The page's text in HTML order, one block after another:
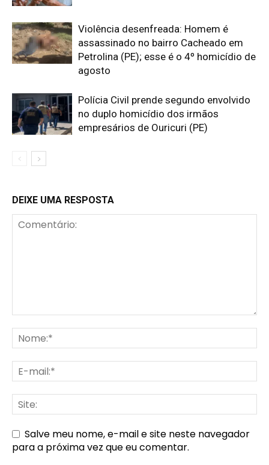
Violência desenfreada: Homem é
assassinado no bairro Cacheado em
Petrolina (PE); esse é o 4º homicídio de
agosto
Polícia Civil prende segundo envolvido
no duplo homicídio dos irmãos
empresários de Ouricuri (PE)
DEIXE UMA RESPOSTA
Salve meu nome, e-mail e site neste navegador
para a próxima vez que eu comentar.